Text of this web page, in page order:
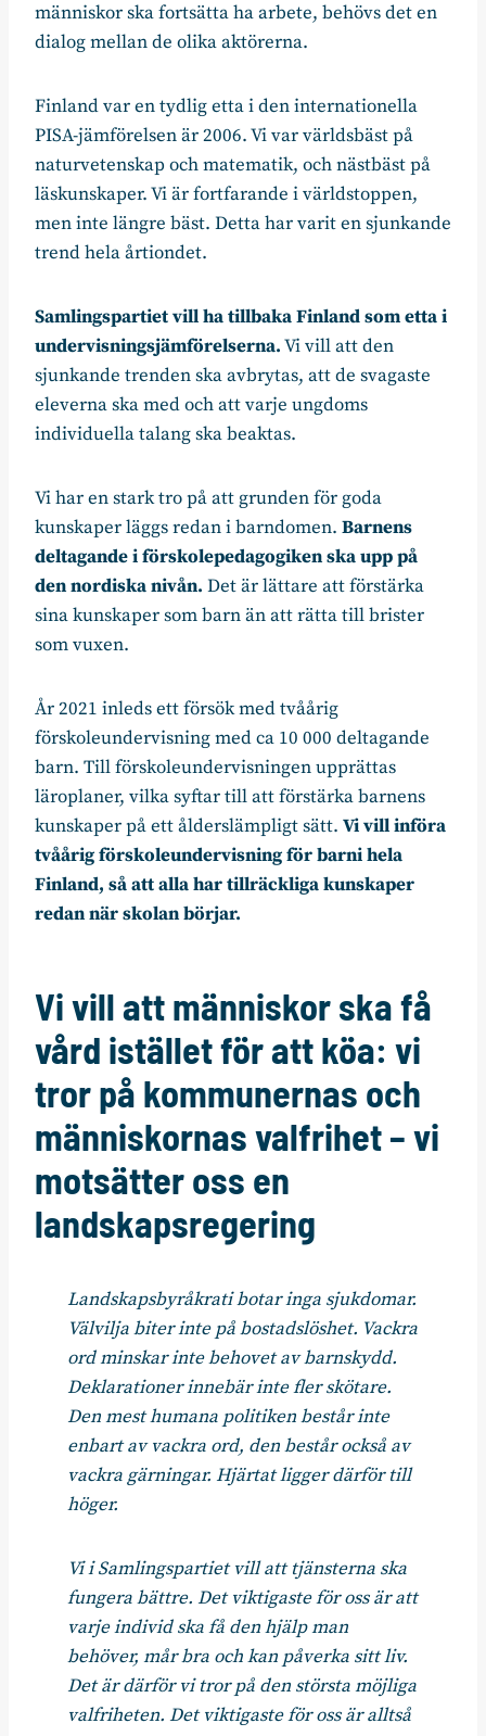
människor ska fortsätta ha arbete, behövs det en
dialog mellan de olika aktörerna.
Finland var en tydlig etta i den internationella
PISA-jämförelsen är 2006. Vi var världsbäst på
naturvetenskap och matematik, och nästbäst på
läskunskaper. Vi är fortfarande i världstoppen,
men inte längre bäst. Detta har varit en sjunkande
trend hela årtiondet.
Samlingspartiet vill ha tillbaka Finland som etta i
undervisningsjämförelserna.Vi vill att den
sjunkande trenden ska avbrytas, att de svagaste
eleverna ska med och att varje ungdoms
individuella talang ska beaktas.
Vi har en stark tro på att grunden för goda
kunskaper läggs redan i barndomen. Barnens
deltagande i förskolepedagogiken ska upp på
den nordiska nivån. Det är lättare att förstärka
sina kunskaper som barn än att rätta till brister
som vuxen.
År 2021 inleds ett försök med tvåårig
förskoleundervisning med ca 10 000 deltagande
barn. Till förskoleundervisningen upprättas
läroplaner, vilka syftar till att förstärka barnens
kunskaper på ett ålderslämpligt sätt. Vi vill införa
tvåårig förskoleundervisning för barni hela
Finland, så att alla har tillräckliga kunskaper
redan när skolan börjar.
Vi vill att människor ska få
vård istället för att köa: vi
tror på kommunernas och
människornas valfrihet – vi
motsätter oss en
landskapsregering
Landskapsbyråkrati botar inga sjukdomar.
Välvilja biter inte på bostadslöshet. Vackra
ord minskar inte behovet av barnskydd.
Deklarationer innebär inte fler skötare.
Den mest humana politiken består inte
enbart av vackra ord, den består också av
vackra gärningar. Hjärtat ligger därför till
höger.
Vi i Samlingspartiet vill att tjänsterna ska
fungera bättre. Det viktigaste för oss är att
varje individ ska få den hjälp man
behöver, mår bra och kan påverka sitt liv.
Det är därför vi tror på den största möjliga
valfriheten. Det viktigaste för oss är alltså